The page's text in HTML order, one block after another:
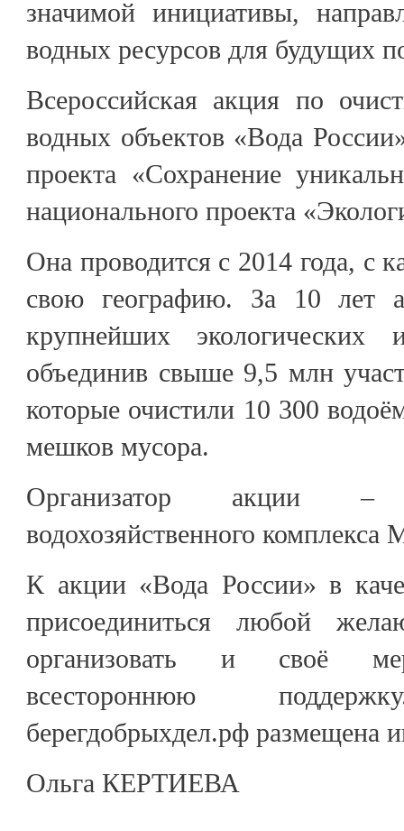
значимой инициативы,
водных ресурсов для будущих
Всероссийская акция по
водных объектов «Вода
проекта «Сохранение
национального проекта
Она проводится с 2014 года, с
свою географию. За 10 лет
крупнейших экологических
объединив свыше 9,5 млн
которые очистили 10 300
мешков мусора.
Организатор акции –
водохозяйственного
К акции «Вода России» в
присоединиться любой
организовать и своё
всестороннюю
берегдобрыхдел.рф размещена
Ольга КЕРТИЕВА